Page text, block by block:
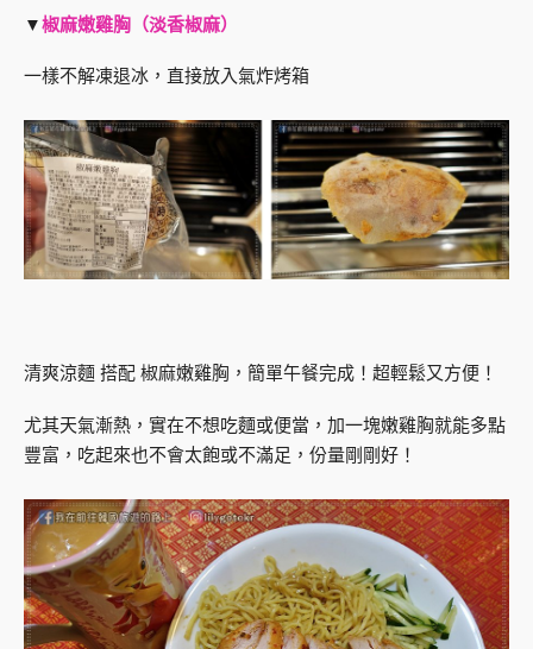
▼椒麻嫩雞胸（淡香椒麻）
一樣不解凍退冰，直接放入氣炸烤箱
清爽涼麵 搭配 椒麻嫩雞胸，簡單午餐完成！超輕鬆又方便！
尤其天氣漸熱，實在不想吃麵或便當，加一塊嫩雞胸就能多點
豐富，吃起來也不會太飽或不滿足，份量剛剛好！